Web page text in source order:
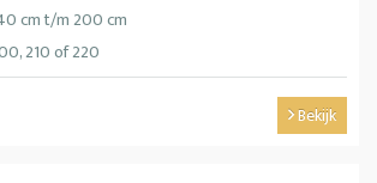
cm t/m 200 cm
210 of 220
Bekijk